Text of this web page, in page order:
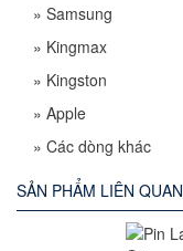
» Samsung
» Kingmax
» Kingston
» Apple
» Các dòng khác
SẢN PHẨM LIÊN QUAN